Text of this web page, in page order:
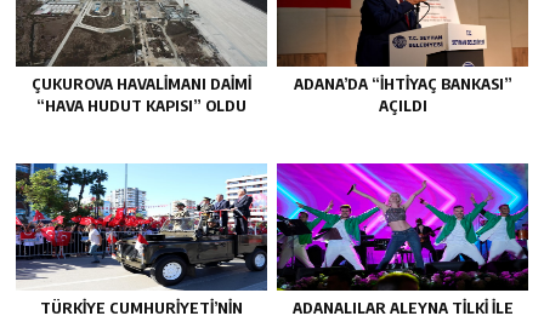
ÇUKUROVA HAVALİMANI DAİMİ
“HAVA HUDUT KAPISI” OLDU
ADANA’DA “İHTİYAÇ BANKASI”
AÇILDI
TÜRKİYE CUMHURİYETİ’NİN
ADANALILAR ALEYNA TİLKİ İLE